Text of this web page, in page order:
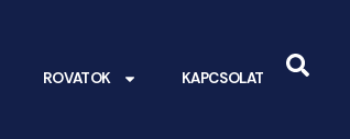
ROVATOK KAPCSOLAT